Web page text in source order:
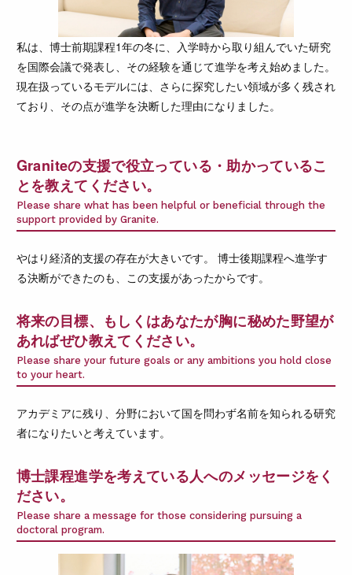
私は、博士前期課程1年の冬に、入学時から取り組んでいた研究
を国際会議で発表し、その経験を通じて進学を考え始めました。
現在扱っているモデルには、さらに探究したい領域が多く残され
ており、その点が進学を決断した理由になりました。
Graniteの支援で役立っている・助かっているこ
とを教えてください。
Please share what has been helpful or beneficial through the
support provided by Granite.
やはり経済的支援の存在が大きいです。 博士後期課程へ進学す
る決断ができたのも、この支援があったからです。
将来の目標、もしくはあなたが胸に秘めた野望が
あればぜひ教えてください。
Please share your future goals or any ambitions you hold close
to your heart.
アカデミアに残り、分野において国を問わず名前を知られる研究
者になりたいと考えています。
博士課程進学を考えている人へのメッセージをく
ださい。
Please share a message for those considering pursuing a
doctoral program.